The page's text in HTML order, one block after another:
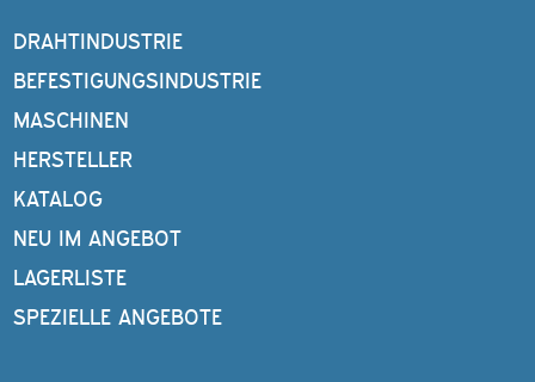
DRAHTINDUSTRIE
BEFESTIGUNGSINDUSTRIE
MASCHINEN
HERSTELLER
KATALOG
NEU IM ANGEBOT
LAGERLISTE
SPEZIELLE ANGEBOTE